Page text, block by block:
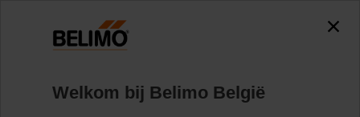
accessing the absolute URL
"https://www.belimo.com/be/nl_NL/~mgnlArea=outdated~".
https://www.belimo.com/be/nl_NL/~mgnlArea=outdated~
Welkom bij Belimo België